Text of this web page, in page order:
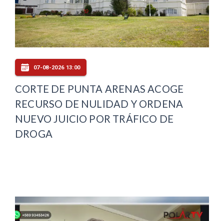
07-08-2026 13:00
CORTE DE PUNTA ARENAS ACOGE
RECURSO DE NULIDAD Y ORDENA
NUEVO JUICIO POR TRÁFICO DE
DROGA